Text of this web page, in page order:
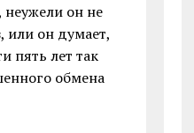
неужели он не
или он думает,
пять лет так
обмена